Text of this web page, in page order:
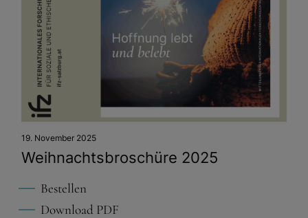
Weihnachtsbro­schüre 2025
19. November 2025
Bestellen
Download PDF